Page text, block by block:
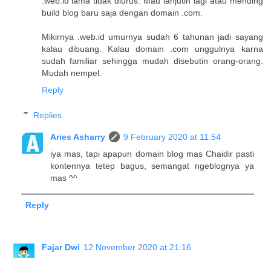
build blog baru saja dengan domain .com.
Mikirnya .web.id umurnya sudah 6 tahunan jadi sayang
kalau dibuang. Kalau domain .com unggulnya karna
sudah familiar sehingga mudah disebutin orang-orang.
Mudah nempel.
Reply
Replies
Aries Asharry
9 February 2020 at 11:54
iya mas, tapi apapun domain blog mas Chaidir pasti
kontennya tetep bagus, semangat ngeblognya ya
mas ^^
Reply
Fajar Dwi 12 November 2020 at 21:16